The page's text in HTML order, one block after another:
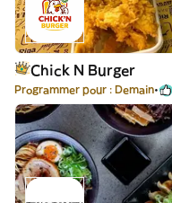
Chick N Burger
Programmer pour : Demain